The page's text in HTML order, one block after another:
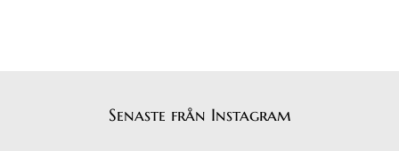
Senaste från Instagram